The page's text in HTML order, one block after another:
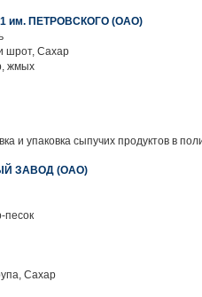
ПЕТРОВСКОГО (ОАО)
шрот, Сахар
жмых
и упаковка сыпучих продуктов в
ЗАВОД (ОАО)
песок
Сахар